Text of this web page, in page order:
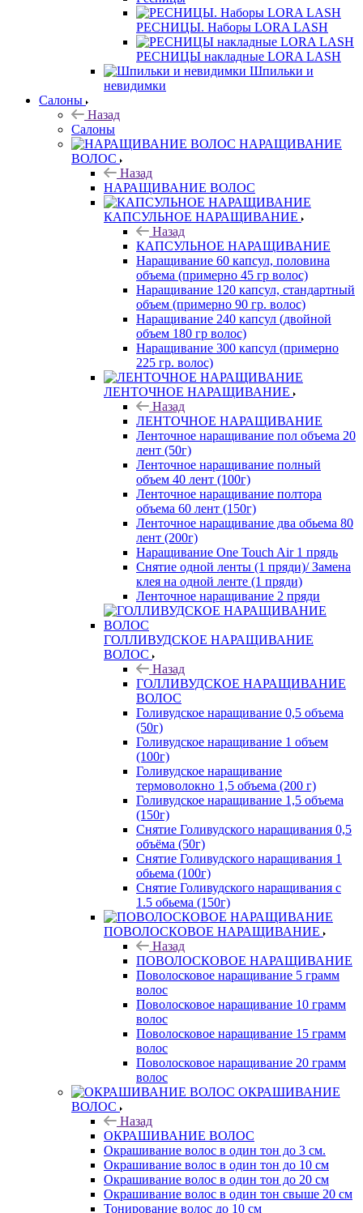
РЕСНИЦЫ. Наборы LORA LASH
РЕСНИЦЫ накладные LORA LASH
Шпильки и
невидимки
Салоны
Назад
Салоны
НАРАЩИВАНИЕ
ВОЛОС
Назад
НАРАЩИВАНИЕ ВОЛОС
КАПСУЛЬНОЕ НАРАЩИВАНИЕ
Назад
КАПСУЛЬНОЕ НАРАЩИВАНИЕ
Наращивание 60 капсул, половина
объема (примерно 45 гр волос)
Наращивание 120 капсул, стандартный
объем (примерно 90 гр. волос)
Наращивание 240 капсул (двойной
объем 180 гр волос)
Наращивание 300 капсул (примерно
225 гр. волос)
ЛЕНТОЧНОЕ НАРАЩИВАНИЕ
Назад
ЛЕНТОЧНОЕ НАРАЩИВАНИЕ
Ленточное наращивание пол объема 20
лент (50г)
Ленточное наращивание полный
объем 40 лент (100г)
Ленточное наращивание полтора
объема 60 лент (150г)
Ленточное наращивание два обьема 80
лент (200г)
Наращивание One Touch Air 1 прядь
Снятие одной ленты (1 пряди)/ Замена
клея на одной ленте (1 пряди)
Ленточное наращивание 2 пряди
ГОЛЛИВУДСКОЕ НАРАЩИВАНИЕ
ВОЛОС
Назад
ГОЛЛИВУДСКОЕ НАРАЩИВАНИЕ
ВОЛОС
Голивудское наращивание 0,5 объема
(50г)
Голивудское наращивание 1 объем
(100г)
Голивудское наращивание
термоволокно 1,5 объема (200 г)
Голивудское наращивание 1,5 объема
(150г)
Снятие Голивудского наращивания 0,5
объёма (50г)
Снятие Голивудского наращивания 1
обьема (100г)
Снятие Голивудского наращивания с
1.5 обьема (150г)
ПОВОЛОСКОВОЕ НАРАЩИВАНИЕ
Назад
ПОВОЛОСКОВОЕ НАРАЩИВАНИЕ
Поволосковое наращивание 5 грамм
волос
Поволосковое наращивание 10 грамм
волос
Поволосковое наращивание 15 грамм
волос
Поволосковое наращивание 20 грамм
волос
ОКРАШИВАНИЕ
ВОЛОС
Назад
ОКРАШИВАНИЕ ВОЛОС
Окрашивание волос в один тон до 3 см.
Окрашивание волос в один тон до 10 см
Окрашивание волос в один тон до 20 см
Окрашивание волос в один тон свыше 20 см
Тонирование волос до 10 см